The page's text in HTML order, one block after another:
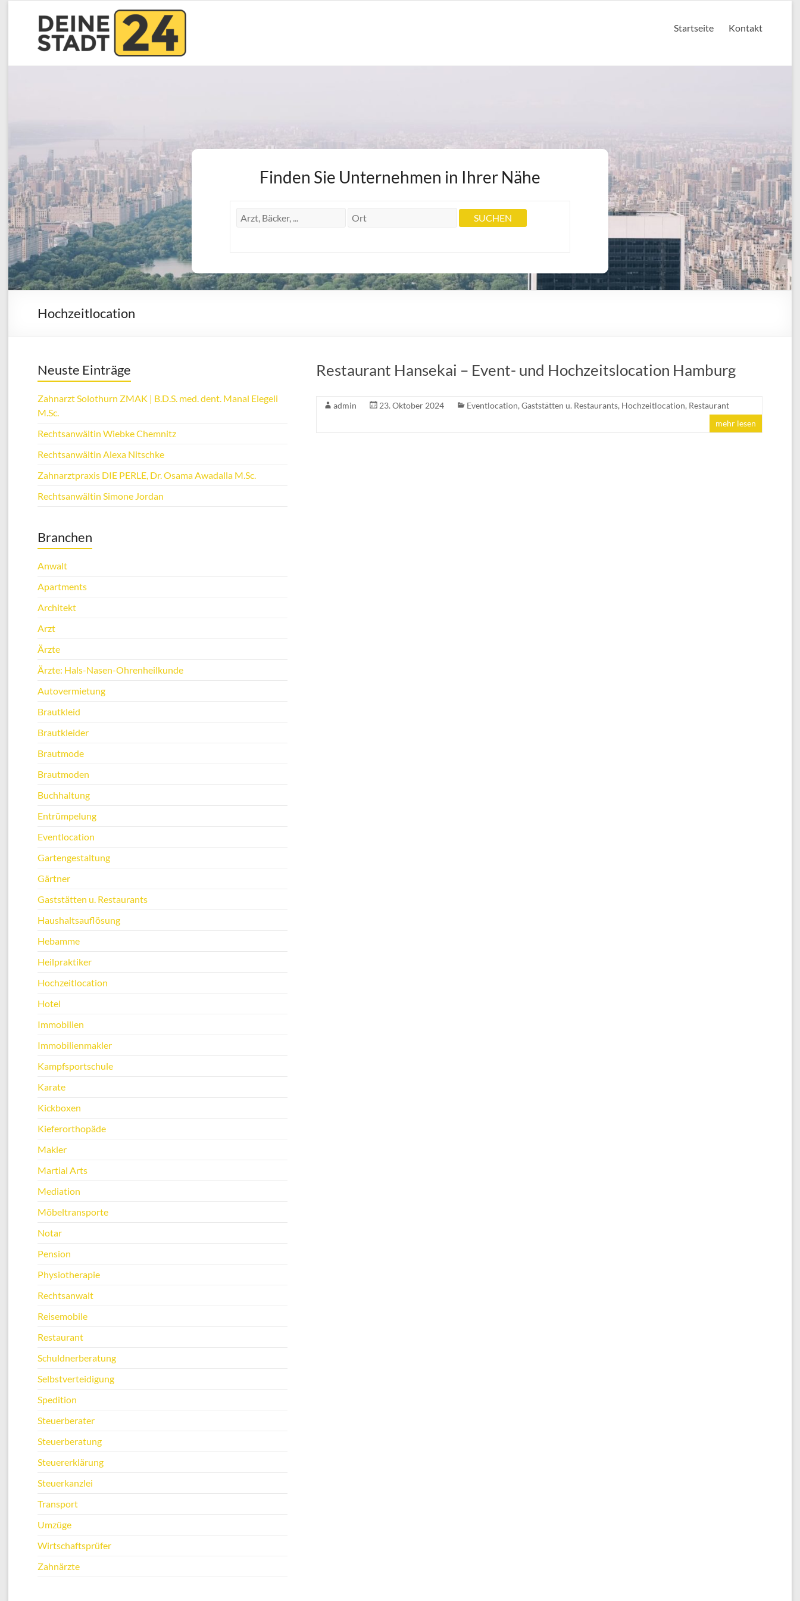
Startseite Kontakt
Hochzeitlocation
Finden Sie Unternehmen in Ihrer Nähe
Restaurant Hansekai – Event- und Hochzeitslocation Hamburg
admin 23. Oktober 2024 Eventlocation, Gaststätten u. Restaurants, Hochzeitlocation, Restaurant
mehr lesen
Neuste Einträge
Zahnarzt Solothurn ZMAK | B.D.S. med. dent. Manal Elegeli
M.Sc.
Rechtsanwältin Wiebke Chemnitz
Rechtsanwältin Alexa Nitschke
Zahnarztpraxis DIE PERLE, Dr. Osama Awadalla M.Sc.
Rechtsanwältin Simone Jordan
Branchen
Anwalt
Apartments
Architekt
Arzt
Ärzte
Ärzte: Hals-Nasen-Ohrenheilkunde
Autovermietung
Brautkleid
Brautkleider
Brautmode
Brautmoden
Buchhaltung
Entrümpelung
Eventlocation
Gartengestaltung
Gärtner
Gaststätten u. Restaurants
Haushaltsauflösung
Hebamme
Heilpraktiker
Hochzeitlocation
Hotel
Immobilien
Immobilienmakler
Kampfsportschule
Karate
Kickboxen
Kieferorthopäde
Makler
Martial Arts
Mediation
Möbeltransporte
Notar
Pension
Physiotherapie
Rechtsanwalt
Reisemobile
Restaurant
Schuldnerberatung
Selbstverteidigung
Spedition
Steuerberater
Steuerberatung
Steuererklärung
Steuerkanzlei
Transport
Umzüge
Wirtschaftsprüfer
Zahnärzte